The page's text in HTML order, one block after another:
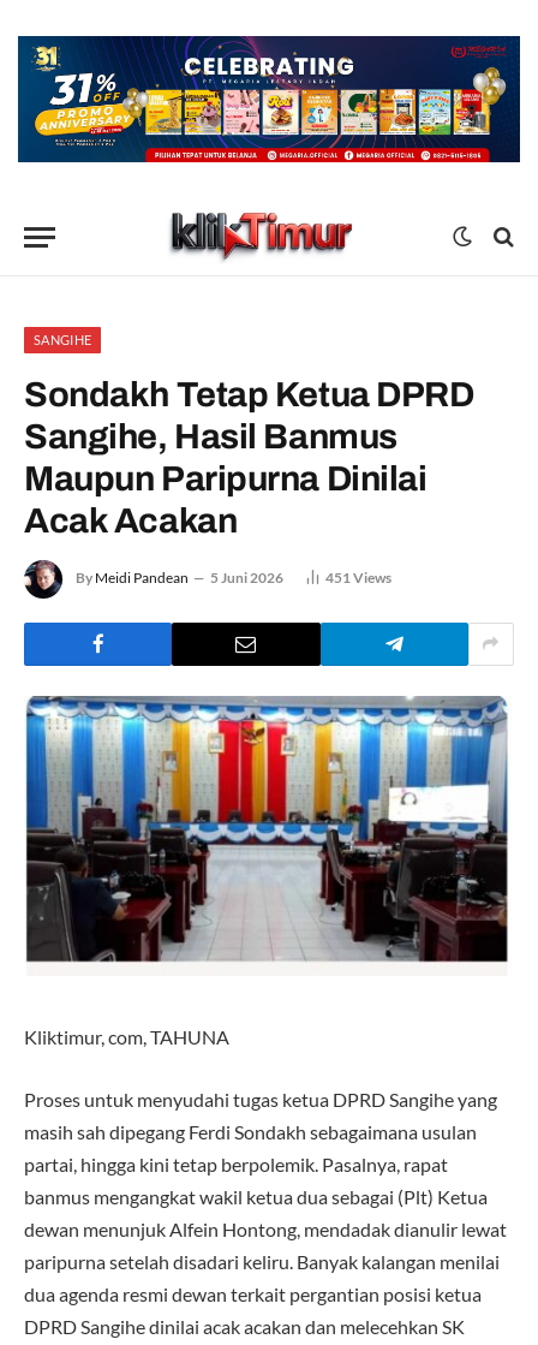
SANGIHE
Sondakh Tetap Ketua DPRD
Sangihe, Hasil Banmus
Maupun Paripurna Dinilai
Acak Acakan
By Meidi Pandean 5 Juni 2026 451 Views
Kliktimur, com, TAHUNA
Proses untuk menyudahi tugas ketua DPRD Sangihe yang
masih sah dipegang Ferdi Sondakh sebagaimana usulan
partai, hingga kini tetap berpolemik. Pasalnya, rapat
banmus mengangkat wakil ketua dua sebagai (Plt) Ketua
dewan menunjuk Alfein Hontong, mendadak dianulir lewat
paripurna setelah disadari keliru. Banyak kalangan menilai
dua agenda resmi dewan terkait pergantian posisi ketua
DPRD Sangihe dinilai acak acakan dan melecehkan SK